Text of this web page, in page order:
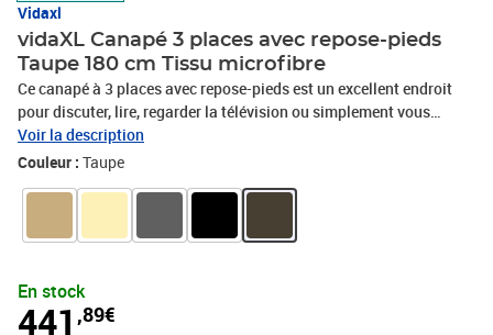
Vidaxl
vidaXL Canapé 3 places avec repose-pieds
Taupe 180 cm Tissu microfibre
Ce canapé à 3 places avec repose-pieds est un excellent endroit
pour discuter, lire, regarder la télévision ou simplement vous
détendre. Il est destiné à être un point central dans votre maison.
Tissu microfibre durable : le microfibre est un tissu synthétique
nettoyage facile.Structure robuste et stable : la structure en
robustesse et stabilité.Expérience d'assise confortable : le fauteuil
est très confortable avec les sièges, les accoudoirs et les coussins
Voir la description
Couleur : Taupe
En stock
441 ,89€